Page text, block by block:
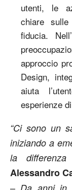
utenti, le
chiare
fiducia.
approccio
Design,
aiuta
esperienze
“Ci sono un
iniziando a
la
Alessandro
–